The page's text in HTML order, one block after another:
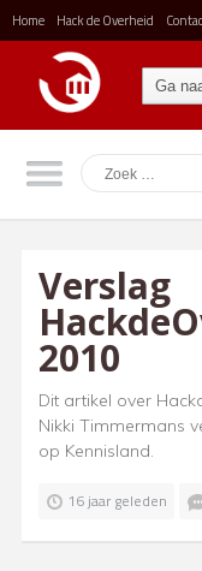
Home Hack de Overheid
Verslag
2010
Dit artikel over
Nikki Timmermans
op Kennisland.
16 jaar geleden